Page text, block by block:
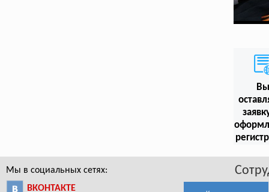
Вы
Мы в социальных сетях:
ВКОНТАКТЕ